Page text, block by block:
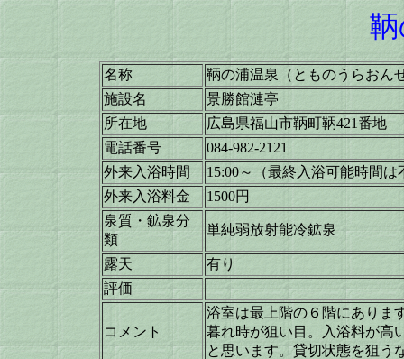
名称
鞆の浦温泉（とものうらおん
施設名
景勝館漣亭
所在地
広島県福山市鞆町鞆421番地
電話番号
084-982-2121
外来入浴時間
15:00～（最終入浴可能時間は
外来入浴料金
1500円
泉質・鉱泉分
類
単純弱放射能冷鉱泉
露天
有り
評価
コメント
浴室は最上階の６階にありま
暮れ時が狙い目。入浴料が高
と思います。貸切状態を狙う